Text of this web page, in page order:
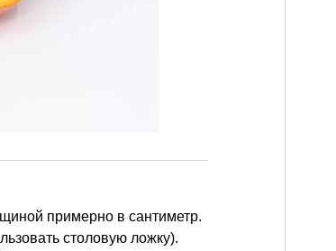
примерно в сантиметр.
столовую ложку).